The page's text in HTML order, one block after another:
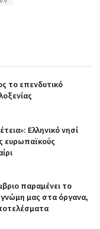
το επενδυτικό
Ελληνικό νησί
ευρωπαϊκούς
παραμένει το
μας στα όργανα,